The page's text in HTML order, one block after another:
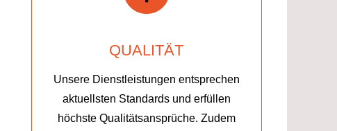
QUALITÄT
Unsere Dienstleistungen entsprechen
aktuellsten Standards und erfüllen
höchste Qualitätsansprüche. Zudem